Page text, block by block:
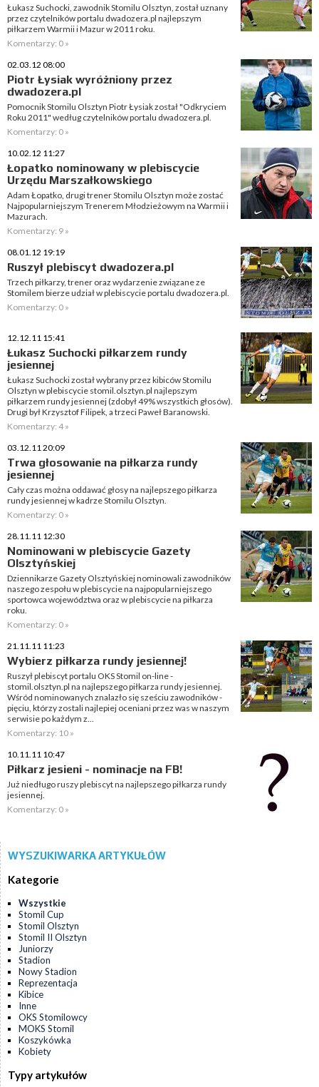
Łukasz Suchocki, zawodnik Stomilu Olsztyn, został uznany
przez czytelników portalu dwadozera.pl najlepszym
piłkarzem Warmii i Mazur w 2011 roku.
Komentarzy: 0 »
02.03.12 08:00
Piotr Łysiak wyróżniony przez
dwadozera.pl
Pomocnik Stomilu Olsztyn Piotr Łysiak został "Odkryciem
Roku 2011" według czytelników portalu dwadozera.pl.
Komentarzy: 0 »
10.02.12 11:27
Łopatko nominowany w plebiscycie
Urzędu Marszałkowskiego
Adam Łopatko, drugi trener Stomilu Olsztyn może zostać
Najpopularniejszym Trenerem Młodzieżowym na Warmii i
Mazurach.
Komentarzy: 9 »
08.01.12 19:19
Ruszył plebiscyt dwadozera.pl
Trzech piłkarzy, trener oraz wydarzenie związane ze
Stomilem bierze udział w plebiscycie portalu dwadozera.pl.
Komentarzy: 0 »
12.12.11 15:41
Łukasz Suchocki piłkarzem rundy
jesiennej
Łukasz Suchocki został wybrany przez kibiców Stomilu
Olsztyn w plebiscycie stomil.olsztyn.pl najlepszym
piłkarzem rundy jesiennej (zdobył 49% wszystkich głosów).
Drugi był Krzysztof Filipek, a trzeci Paweł Baranowski.
Komentarzy: 4 »
03.12.11 20:09
Trwa głosowanie na piłkarza rundy
jesiennej
Cały czas można oddawać głosy na najlepszego piłkarza
rundy jesiennej w kadrze Stomilu Olsztyn.
Komentarzy: 0 »
28.11.11 12:30
Nominowani w plebiscycie Gazety
Olsztyńskiej
Dziennikarze Gazety Olsztyńskiej nominowali zawodników
naszego zespołu w plebiscycie na najpopularniejszego
sportowca województwa oraz w plebiscycie na piłkarza
roku.
Komentarzy: 0 »
21.11.11 11:23
Wybierz piłkarza rundy jesiennej!
Ruszył plebiscyt portalu OKS Stomil on-line -
stomil.olsztyn.pl na najlepszego piłkarza rundy jesiennej.
Wśród nominowanych znalazło się sześciu zawodników -
pięciu, którzy zostali najlepiej oceniani przez was w naszym
serwisie po każdym z...
Komentarzy: 10 »
10.11.11 10:47
Piłkarz jesieni - nominacje na FB!
Już niedługo ruszy plebiscyt na najlepszego piłkarza rundy
jesiennej.
Komentarzy: 0 »
WYSZUKIWARKA ARTYKUŁÓW
Kategorie
Wszystkie
Stomil Cup
Stomil Olsztyn
Stomil II Olsztyn
Juniorzy
Stadion
Nowy Stadion
Reprezentacja
Kibice
Inne
OKS Stomilowcy
MOKS Stomil
Koszykówka
Kobiety
Typy artykułów